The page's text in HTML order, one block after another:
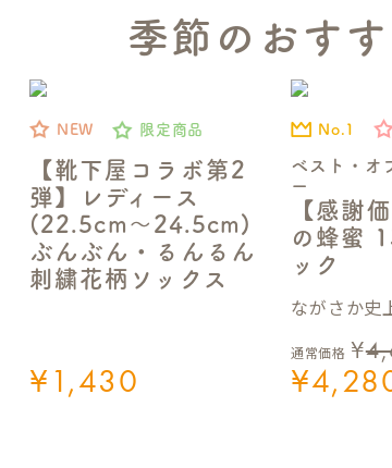
季節のおすす
【靴下屋コラボ第2
弾】レディース
(22.5cm～24.5cm)
ぶんぶん・るんるん
刺繍花柄ソックス
NEW 限定商品
¥1,430
ベスト・オ
ー
【感謝
の蜂蜜
ック
No.1
通常価格 ¥
¥
ながさか史